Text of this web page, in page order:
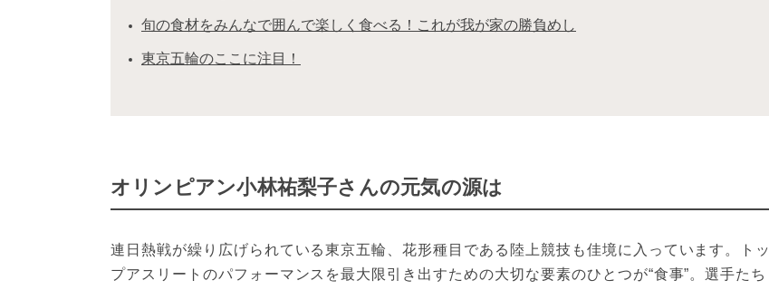
旬の食材をみんなで囲んで楽しく食べる！これが我が家の勝負めし
東京五輪のここに注目！
オリンピアン小林祐梨子さんの元気の源は
連日熱戦が繰り広げられている東京五輪、花形種目である陸上競技も佳境に入っています。トッ
プアスリートのパフォーマンスを最大限引き出すための大切な要素のひとつが“食事”。選手たち